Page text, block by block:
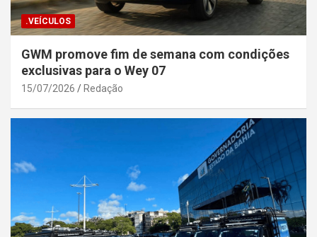
.VEÍCULOS
GWM promove fim de semana com condições
exclusivas para o Wey 07
15/07/2026 Redação